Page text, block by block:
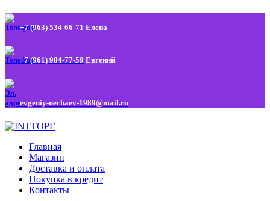
+7 (963) 534-66-71 Елена
+7 (961) 984-77-59 Евгений
evgeniy-nechaev-1989@mail.ru
Главная
Магазин
Доставка и оплата
Покупка в кредит
Контакты